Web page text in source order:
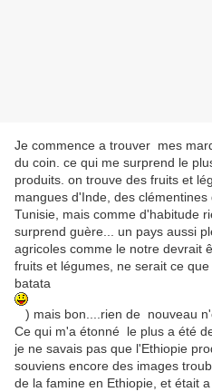
Je commence a trouver mes
du coin. ce qui me surprend le
produits. on trouve des fruits et
mangues d'Inde, des
Tunisie, mais comme d'habitude
surprend guère... un pays aussi
agricoles comme le notre devrait
fruits et légumes, ne serait ce
batata
) mais bon....rien de nouveau
Ce qui m'a étonné le plus a été
je ne savais pas que l'Ethiopie
souviens encore des images
de la famine en Ethiopie, et était